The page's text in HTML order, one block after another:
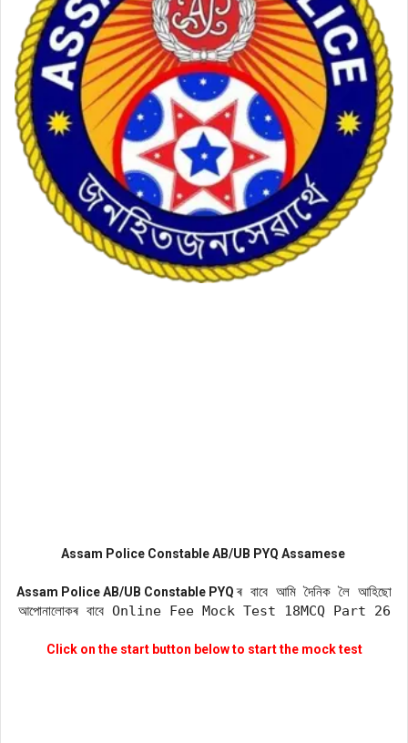
Assam Police Constable AB/UB PYQ Assamese
Assam Police AB/UB Constable PYQৰ বাবে আমি দৈনিক লৈ আহিছো
আপোনালোকৰ বাবে Online Fee Mock Test 18MCQ Part 26
Click on the start button below to start the mock test